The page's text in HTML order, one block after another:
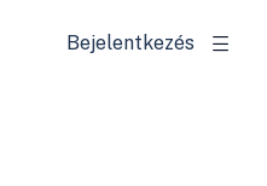
Bejelentkezés